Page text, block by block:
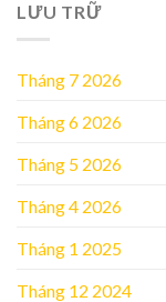
LƯU TRỮ
Tháng 7 2026
Tháng 6 2026
Tháng 5 2026
Tháng 4 2026
Tháng 1 2025
Tháng 12 2024